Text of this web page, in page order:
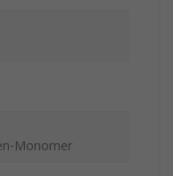
Monomer